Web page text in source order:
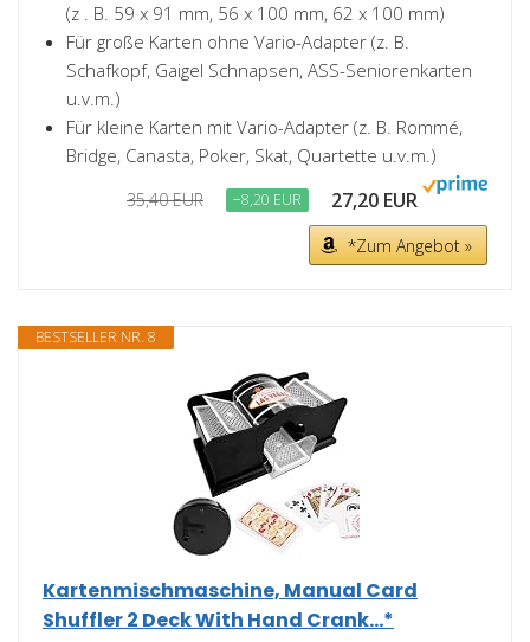
(z . B. 59 x 91 mm, 56 x 100 mm, 62 x 100 mm)
Für große Karten ohne Vario-Adapter (z. B.
Schafkopf, Gaigel Schnapsen, ASS-Seniorenkarten
u.v.m.)
Für kleine Karten mit Vario-Adapter (z. B. Rommé,
Bridge, Canasta, Poker, Skat, Quartette u.v.m.)
35,40 EUR −8,20 EUR 27,20 EUR
*Zum Angebot »
BESTSELLER NR. 8
Kartenmischmaschine, Manual Card
Shuffler 2 Deck With Hand Crank...*